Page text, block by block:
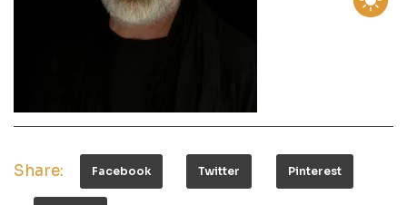
Share: Facebook Twitter Pinterest